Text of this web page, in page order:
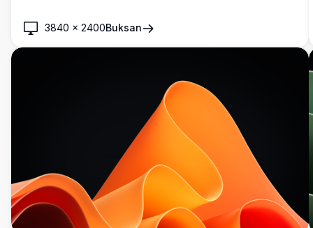
makulay na mga kulay na lumikha ng nakakapayapa ngunit
3840 × 2400Buksan